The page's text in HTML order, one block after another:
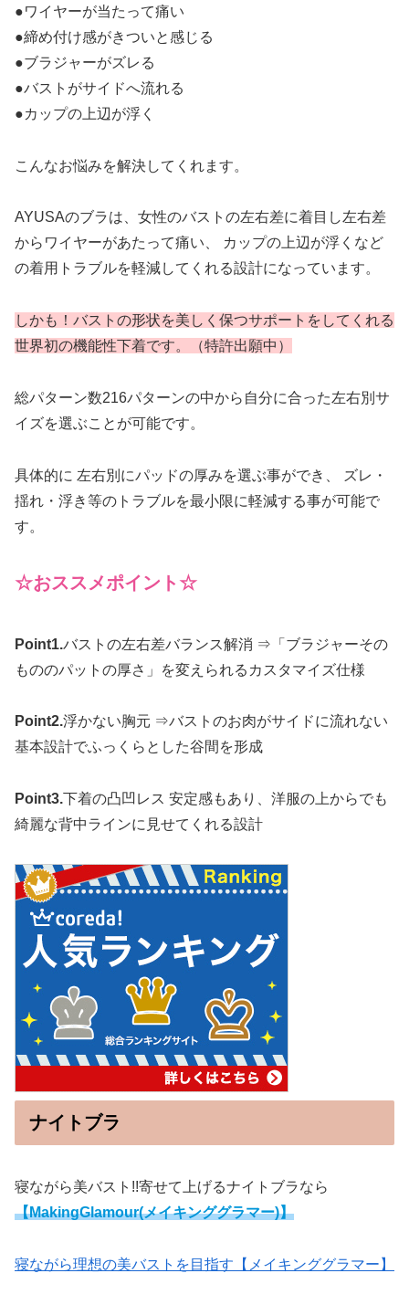
●ワイヤーが当たって痛い
●締め付け感がきついと感じる
●ブラジャーがズレる
●バストがサイドへ流れる
●カップの上辺が浮く
こんなお悩みを解決してくれます。
AYUSAのブラは、女性のバストの左右差に着目し左右差
からワイヤーがあたって痛い、 カップの上辺が浮くなど
の着用トラブルを軽減してくれる設計になっています。
しかも！バストの形状を美しく保つサポートをしてくれる
世界初の機能性下着です。（特許出願中）
総パターン数216パターンの中から自分に合った左右別サ
イズを選ぶことが可能です。
具体的に 左右別にパッドの厚みを選ぶ事ができ、 ズレ・
揺れ・浮き等のトラブルを最小限に軽減する事が可能で
す。
☆おススメポイント☆
Point1.バストの左右差バランス解消 ⇒「ブラジャーその
もののパットの厚さ」を変えられるカスタマイズ仕様
Point2.浮かない胸元 ⇒バストのお肉がサイドに流れない
基本設計でふっくらとした谷間を形成
Point3.下着の凸凹レス 安定感もあり、洋服の上からでも
綺麗な背中ラインに見せてくれる設計
ナイトブラ
寝ながら美バスト!!寄せて上げるナイトブラなら
【MakingGlamour(メイキンググラマー)】
寝ながら理想の美バストを目指す【メイキンググラマー】